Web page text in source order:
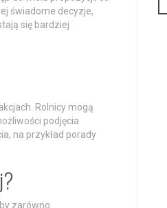
świadome decyzje,
się bardziej
Rolnicy mogą
podjęcia
na przykład porady
zarówno